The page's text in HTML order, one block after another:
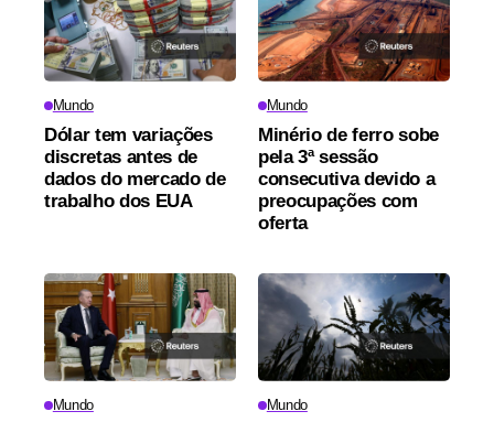
Mundo
Dólar tem variações
discretas antes de
dados do mercado de
trabalho dos EUA
Mundo
Minério de ferro sobe
pela 3ª sessão
consecutiva devido a
preocupações com
oferta
Mundo Mundo